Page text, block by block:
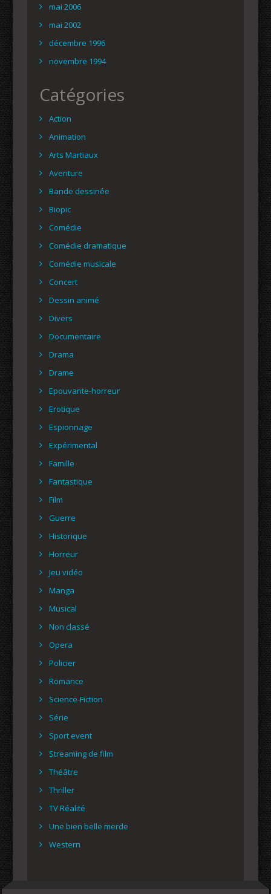
mai 2006
mai 2002
décembre 1996
novembre 1994
Catégories
Action
Animation
Arts Martiaux
Aventure
Bande dessinée
Biopic
Comédie
Comédie dramatique
Comédie musicale
Concert
Dessin animé
Divers
Documentaire
Drama
Drame
Epouvante-horreur
Erotique
Espionnage
Expérimental
Famille
Fantastique
Film
Guerre
Historique
Horreur
Jeu vidéo
Manga
Musical
Non classé
Opera
Policier
Romance
Science-Fiction
Série
Sport event
Streaming de film
Théâtre
Thriller
TV Réalité
Une bien belle merde
Western